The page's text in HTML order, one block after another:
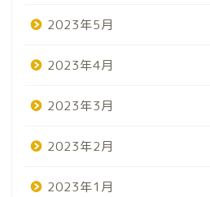
2023年5月
2023年4月
2023年3月
2023年2月
2023年1月